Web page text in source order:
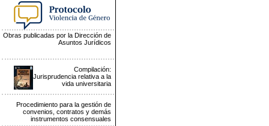
Obras publicadas por la Dirección de
Asuntos Jurídicos
Compilación:
Jurisprudencia relativa a la
vida universitaria
Procedimiento para la gestión de
convenios, contratos y demás
instrumentos consensuales